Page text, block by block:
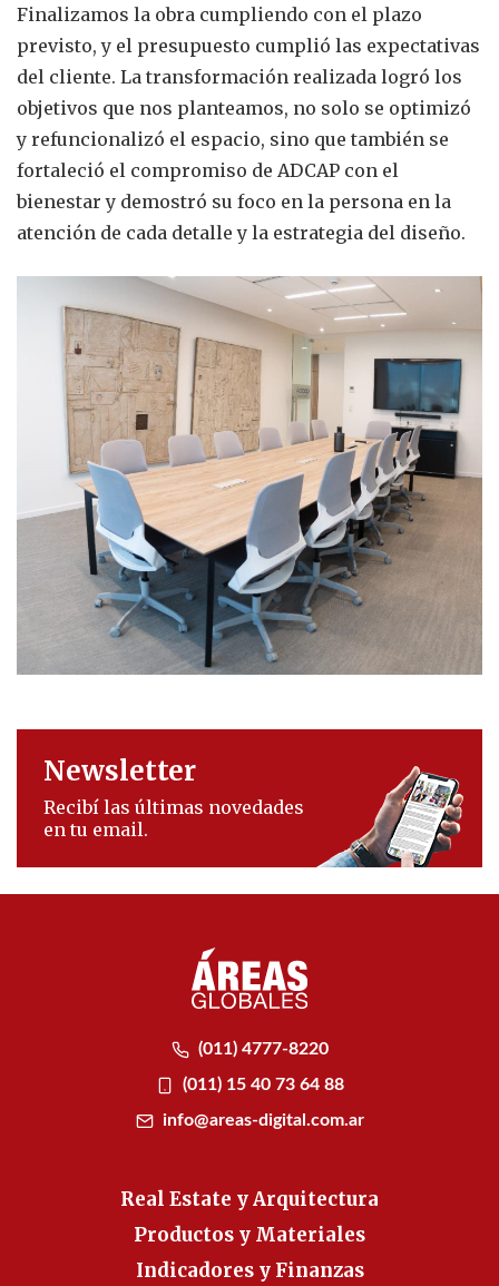
Finalizamos la obra cumpliendo con el plazo
previsto, y el presupuesto cumplió las expectativas
del cliente. La transformación realizada logró los
objetivos que nos planteamos, no solo se optimizó
y refuncionalizó el espacio, sino que también se
fortaleció el compromiso de ADCAP con el
bienestar y demostró su foco en la persona en la
atención de cada detalle y la estrategia del diseño.
Newsletter
Recibí las últimas novedades
en tu email.
(011) 4777-8220
(011) 15 40 73 64 88
info@areas-digital.com.ar
Real Estate y Arquitectura
Productos y Materiales
Indicadores y Finanzas